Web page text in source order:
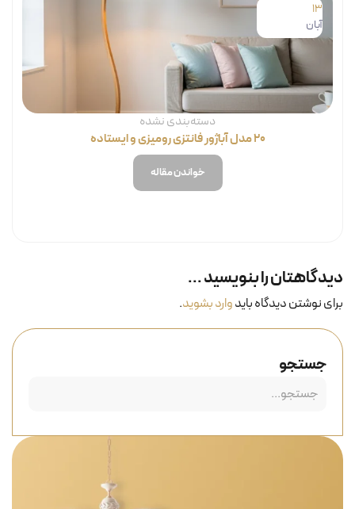
جستجو
13
آبان
دسته‌بندی نشده
۲۰ مدل آباژور فانتزی رومیزی و ایستاده
خواندن مقاله
دیدگاهتان را بنویسید ...
برای نوشتن دیدگاه بایدوارد بشوید.